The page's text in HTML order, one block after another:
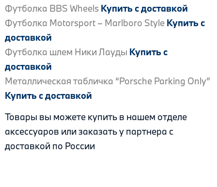
Футболка BBS Wheels Купить с доставкой
Футболка Motorsport – Marlboro Style Купить с
доставкой
Футболка шлем Ники Лауды Купить с
доставкой
Металлическая табличка “Porsche Parking Only”
Купить с доставкой
Товары вы можете купить в нашем отделе
аксессуаров или заказать у партнера с
доставкой по России